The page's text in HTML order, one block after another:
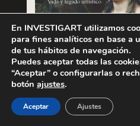
En INVESTIGART utilizamos
para fines analíticos en base
de tus hábitos de navegación.
Puedes aceptar todas las
“Aceptar” o configurarlas o
botón ajustes.
Aceptar Ajustes